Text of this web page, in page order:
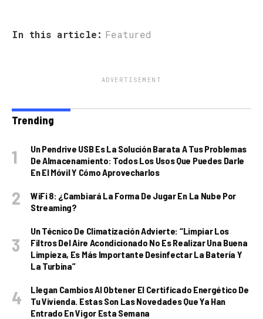
In this article: Featured
ADVERTISEMENT
Trending
Un Pendrive USB Es La Solución Barata A Tus Problemas
De Almacenamiento: Todos Los Usos Que Puedes Darle
En El Móvil Y Cómo Aprovecharlos
WiFi 8: ¿cambiará La Forma De Jugar En La Nube Por
Streaming?
Un Técnico De Climatización Advierte: “Limpiar Los
Filtros Del Aire Acondicionado No Es Realizar Una Buena
Limpieza, Es Más Importante Desinfectar La Batería Y
La Turbina”
Llegan Cambios Al Obtener El Certificado Energético De
Tu Vivienda. Estas Son Las Novedades Que Ya Han
Entrado En Vigor Esta Semana